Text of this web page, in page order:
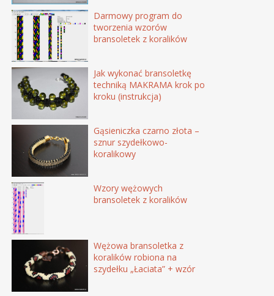
Darmowy program do
tworzenia wzorów
bransoletek z koralików
Jak wykonać bransoletkę
techniką MAKRAMA krok po
kroku (instrukcja)
Gąsieniczka czarno złota –
sznur szydełkowo-
koralikowy
Wzory wężowych
bransoletek z koralików
Wężowa bransoletka z
koralików robiona na
szydełku „Łaciata” + wzór